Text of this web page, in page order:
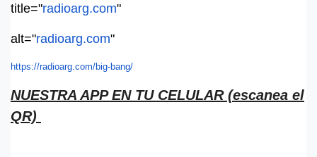
title="radioarg.com"
alt="radioarg.com"
https://radioarg.com/big-bang/
NUESTRA APP EN TU CELULAR (escanea el
QR)